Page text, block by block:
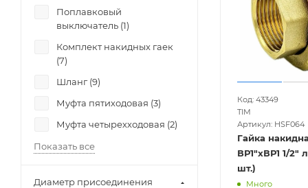
Код: 43349
TIM
Артикул: HSF064
Гайка
ВР1"хВР1 1/2"
шт.)
Много
Поплавковый
выключатель (1)
Комплект накидных гаек
(7)
Шланг (9)
Муфта пятиходовая (3)
Муфта четырехходовая (2)
Показать все
Диаметр присоединения